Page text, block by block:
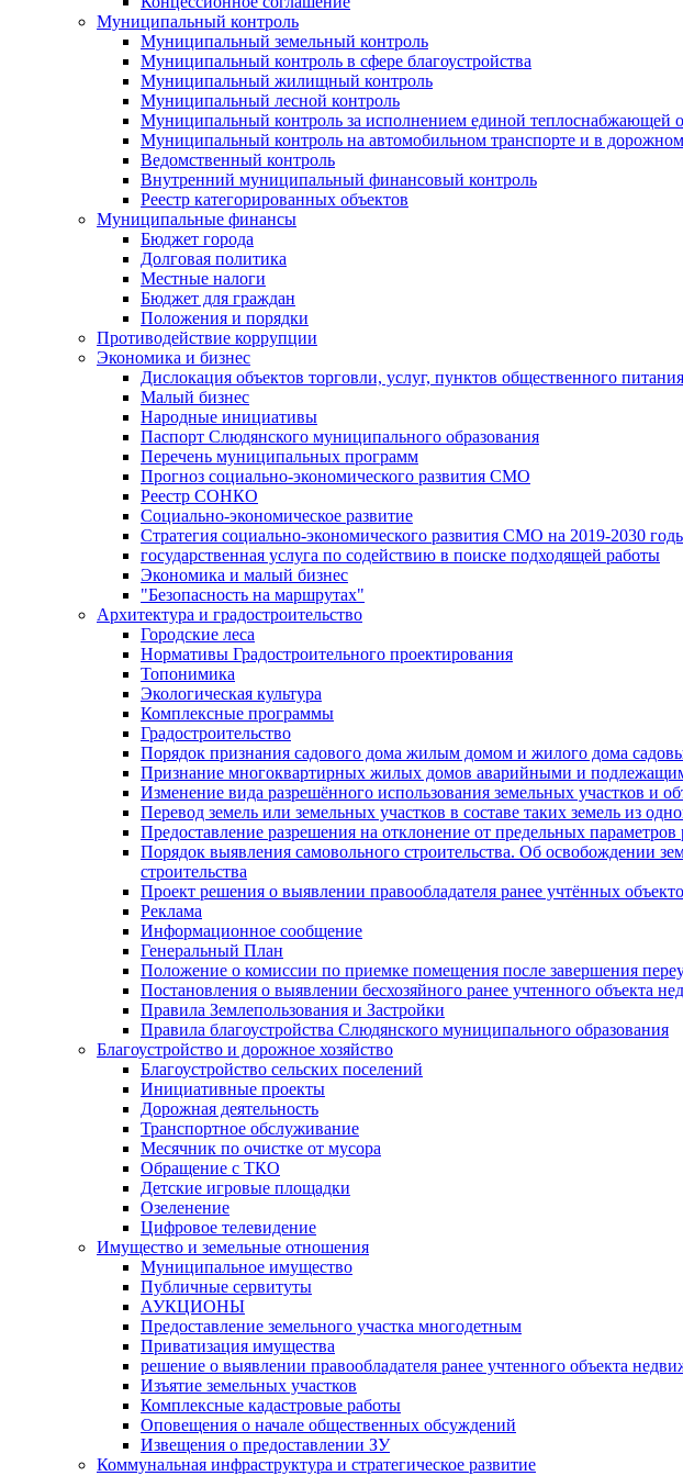
Муниципальный контроль
Муниципальный земельный контроль
Муниципальный контроль в сфере благоустройства
Муниципальный жилищный контроль
Муниципальный лесной контроль
Муниципальный контроль за исполнением единой теплоснабжающей
Муниципальный контроль на автомобильном транспорте и в дорожном
Ведомственный контроль
Внутренний муниципальный финансовый контроль
Реестр категорированных объектов
Муниципальные финансы
Бюджет города
Долговая политика
Местные налоги
Бюджет для граждан
Положения и порядки
Противодействие коррупции
Экономика и бизнес
Дислокация объектов торговли, услуг, пунктов общественного питания
Малый бизнес
Народные инициативы
Паспорт Слюдянского муниципального образования
Перечень муниципальных программ
Прогноз социально-экономического развития СМО
Реестр СОНКО
Социально-экономическое развитие
Стратегия социально-экономического развития СМО на 2019-2030
государственная услуга по содействию в поиске подходящей работы
Экономика и малый бизнес
"Безопасность на маршрутах"
Архитектура и градостроительство
Городские леса
Нормативы Градостроительного проектирования
Топонимика
Экологическая культура
Комплексные программы
Градостроительство
Порядок признания садового дома жилым домом и жилого дома
Признание многоквартирных жилых домов аварийными и
Изменение вида разрешённого использования земельных участков и
Перевод земель или земельных участков в составе таких земель из
Предоставление разрешения на отклонение от предельных параметров
Порядок выявления самовольного строительства. Об освобождении
строительства
Проект решения о выявлении правообладателя ранее учтённых
Реклама
Информационное сообщение
Генеральный План
Положение о комиссии по приемке помещения после завершения
Постановления о выявлении бесхозяйного ранее учтенного объекта
Правила Землепользования и Застройки
Правила благоустройства Слюдянского муниципального образования
Благоустройство и дорожное хозяйство
Благоустройство сельских поселений
Инициативные проекты
Дорожная деятельность
Транспортное обслуживание
Месячник по очистке от мусора
Обращение с ТКО
Детские игровые площадки
Озеленение
Цифровое телевидение
Имущество и земельные отношения
Муниципальное имущество
Публичные сервитуты
АУКЦИОНЫ
Предоставление земельного участка многодетным
Приватизация имущества
решение о выявлении правообладателя ранее учтенного объекта
Изъятие земельных участков
Комплексные кадастровые работы
Оповещения о начале общественных обсуждений
Извещения о предоставлении ЗУ
Коммунальная инфраструктура и стратегическое развитие